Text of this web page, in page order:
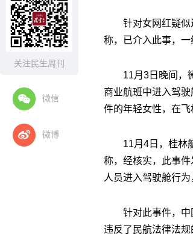
关注民生周刊
微信
微博
针对女网红疑
称，已介入此事，一
11月3日晚间，
商业航班中进入驾
件的年轻女性，在飞
11月4日，桂林
称，经核实，此事
人员进入驾驶舱行
针对此事件，
违反了民航法律法规